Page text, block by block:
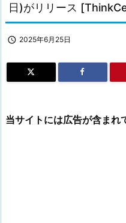
日)がリリース
 2025年6月25日
当サイトには広告が含まれ